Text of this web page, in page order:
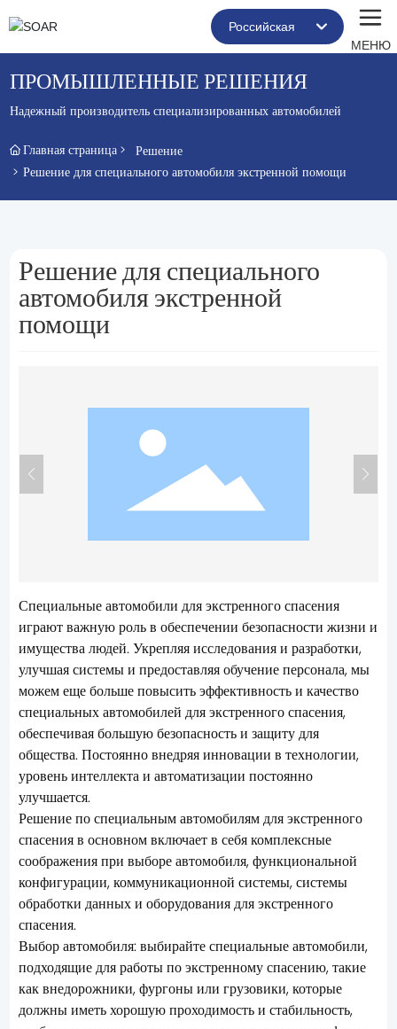
МЕНЮ
Российская
English
ПРОМЫШЛЕННЫЕ РЕШЕНИЯ
Надежный производитель специализированных автомобилей
Главная страница
Решение
Решение для специального автомобиля экстренной помощи
Решение для специального
автомобиля экстренной
помощи
Специальные автомобили для экстренного спасения
играют важную роль в обеспечении безопасности жизни и
имущества людей. Укрепляя исследования и разработки,
улучшая системы и предоставляя обучение персонала, мы
можем еще больше повысить эффективность и качество
специальных автомобилей для экстренного спасения,
обеспечивая большую безопасность и защиту для
общества. Постоянно внедряя инновации в технологии,
уровень интеллекта и автоматизации постоянно
улучшается.
Решение по специальным автомобилям для экстренного
спасения в основном включает в себя комплексные
соображения при выборе автомобиля, функциональной
конфигурации, коммуникационной системы, системы
обработки данных и оборудования для экстренного
спасения.
Выбор автомобиля: выбирайте специальные автомобили,
подходящие для работы по экстренному спасению, такие
как внедорожники, фургоны или грузовики, которые
должны иметь хорошую проходимость и стабильность,